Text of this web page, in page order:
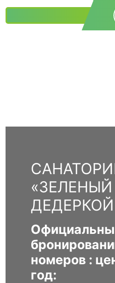
«ЗЕЛЕНЫЙ
номеров :
год: